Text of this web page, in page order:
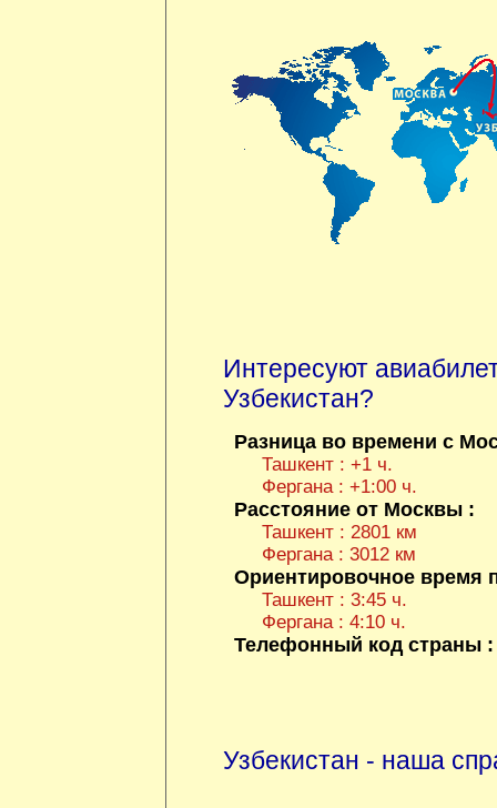
Интересуют
Узбекистан?
Разница во времени с
Ташкент : +1 ч.
Фергана : +1:00 ч.
Расстояние от Москвы :
Ташкент : 2801 км
Фергана : 3012 км
Ориентировочное время
Ташкент : 3:45 ч.
Фергана : 4:10 ч.
Телефонный код страны
Узбекистан - наша